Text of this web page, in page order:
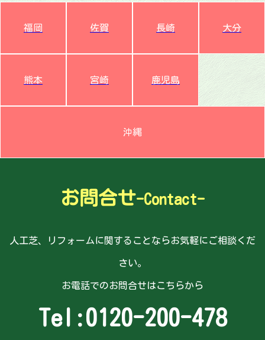
福岡 佐賀 長崎 大分
熊本 宮崎 鹿児島
沖縄
お問合せ-Contact-
人工芝、リフォームに関することならお気軽にご相談くだ
さい。
お電話でのお問合せはこちらから
Tel:0120-200-478